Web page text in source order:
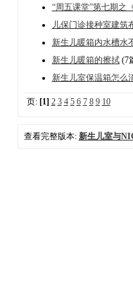
“周五课堂”第七期之
儿保门诊接种室建筑
新生儿暖箱内水槽水
新生儿暖箱的擦拭(7
新生儿室保温箱怎么
页: [1] 2 3 4 5 6 7 8 9 10
查看完整版本: 新生儿室与